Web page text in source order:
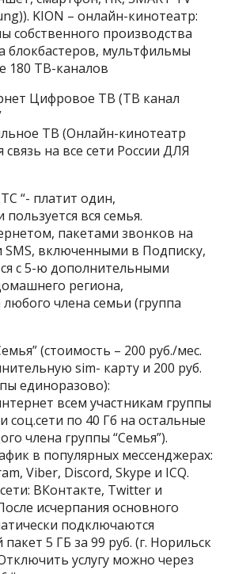
KION – онлайн-кинотеатр:
собственного производства
блокбастеров, мультфильмы
180 ТВ-каналов
Цифровое ТВ (ТВ канал
ТВ (Онлайн-кинотеатр
на все сети России ДЛЯ
“- платит один,
вся семья.
пакетами звонков на
SMS, включенными в Подписку,
с 5-ю дополнительными
региона,
члена семьи (группа
(стоимость – 200 руб./мес.
sim- карту и 200 руб.
единоразово):
всем участникам группы
соц.сети по 40 Гб на остальные
члена группы “Семья”).
в популярных мессенджерах:
Viber, Discord, Skype и ICQ.
ВКонтакте, Twitter и
исчерпания основного
подключаются
5 ГБ за 99 руб. (г. Норильск
услугу можно через